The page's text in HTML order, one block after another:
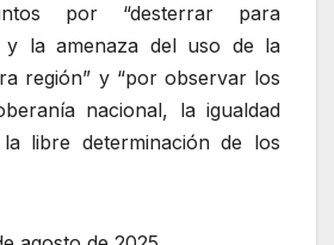
por “desterrar para
y la amenaza del uso de la
región” y “por observar los
nacional, la igualdad
libre determinación de los